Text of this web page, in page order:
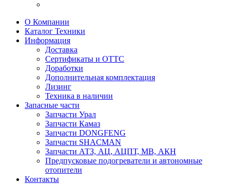
О Компании
Каталог Техники
Информация
Доставка
Сертификаты и ОТТС
Доработки
Дополнительная комплектация
Лизинг
Техника в наличии
Запасные части
Запчасти Урал
Запчасти Камаз
Запчасти DONGFENG
Запчасти SHACMAN
Запчасти АТЗ, АЦ, АЦПТ, МВ, АКН
Предпусковые подогреватели и автономные
отопители
Контакты